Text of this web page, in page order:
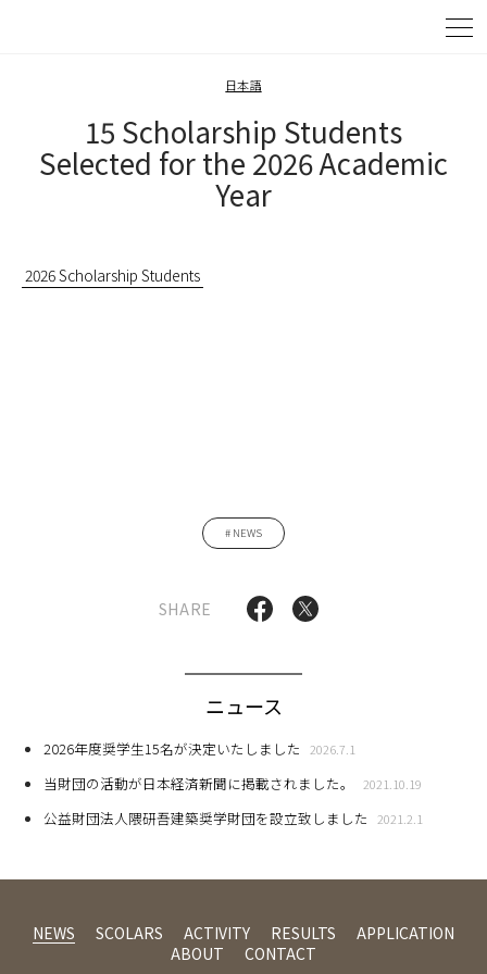
日本語
15 Scholarship Students
Selected for the 2026 Academic
Year
2026 Scholarship Students
NEWS
SHARE
ニュース
2026年度奨学生15名が決定いたしました 2026.7.1
当財団の活動が日本経済新聞に掲載されました。 2021.10.19
公益財団法人隈研吾建築奨学財団を設立致しました 2021.2.1
NEWS SCOLARS ACTIVITY RESULTS
APPLICATION
ABOUT
CONTACT